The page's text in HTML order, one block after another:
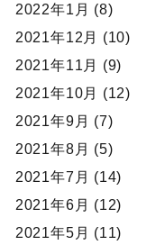
2022年1月 (8)
2021年12月 (10)
2021年11月 (9)
2021年10月 (12)
2021年9月 (7)
2021年8月 (5)
2021年7月 (14)
2021年6月 (12)
2021年5月 (11)